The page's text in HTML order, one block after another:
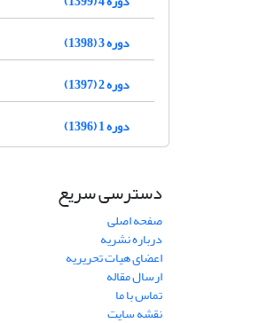
دوره 3 (1398)
دوره 2 (1397)
دوره 1 (1396)
دسترسی سریع
صفحه اصلی
درباره نشریه
اعضای هیات تحریریه
ارسال مقاله
تماس با ما
نقشه سایت